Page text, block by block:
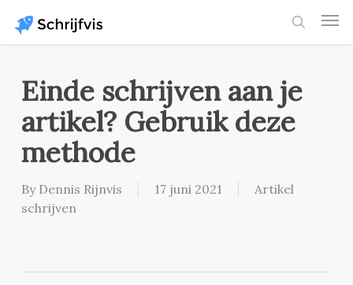
main
Einde schrijven aan je
artikel? Gebruik deze
methode
By Dennis Rijnvis 17 juni 2021
Artikel
schrijven